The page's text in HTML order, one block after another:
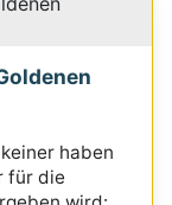
haben
für die